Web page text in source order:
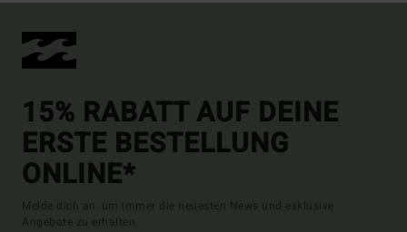
15% RABATT AUF DEINE
ERSTE BESTELLUNG
ONLINE*
Melde dich an, um immer die neuesten News und exklusive
Angebote zu erhalten.